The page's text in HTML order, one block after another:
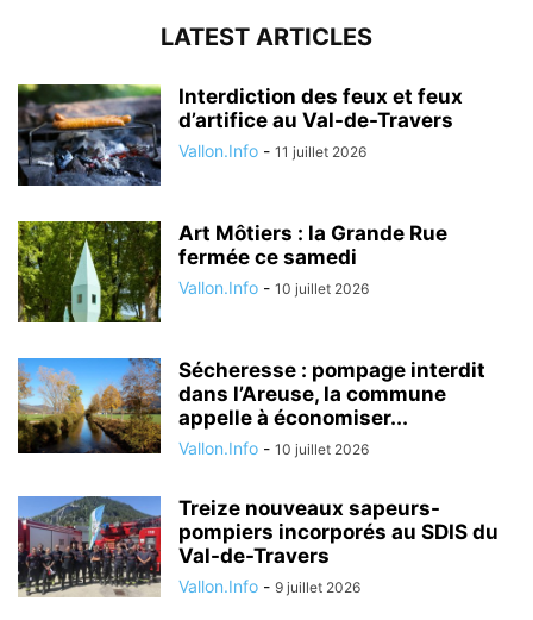
LATEST ARTICLES
Interdiction des feux et feux
d’artifice au Val-de-Travers
Vallon.Info - 11 juillet 2026
Art Môtiers : la Grande Rue
fermée ce samedi
Vallon.Info - 10 juillet 2026
Sécheresse : pompage interdit
dans l’Areuse, la commune
appelle à économiser...
Vallon.Info - 10 juillet 2026
Treize nouveaux sapeurs-
pompiers incorporés au SDIS du
Val-de-Travers
Vallon.Info - 9 juillet 2026